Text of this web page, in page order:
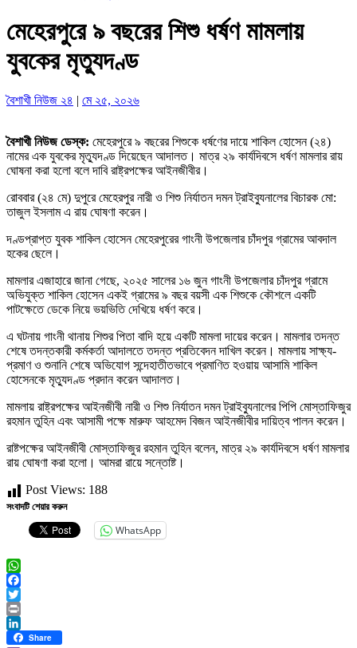
মেহেরপুরে ৯ বছরের শিশু ধর্ষণ মামলায়
যুবকের মৃত্যুদণ্ড
বৈশাখী নিউজ ২৪ | মে ২৫, ২০২৬
বৈশাখী নিউজ ডেস্ক: মেহেরপুরে ৯ বছরের শিশুকে ধর্ষণের দায়ে শাকিল হোসেন (২৪)
নামের এক যুবকের মৃত্যুদণ্ড দিয়েছেন আদালত। মাত্র ২৯ কার্যদিবসে ধর্ষণ মামলার রায়
ঘোষনা করা হলো বলে দাবি রাষ্ট্রপক্ষের আইনজীবীর।
রোববার (২৪ মে) দুপুরে মেহেরপুর নারী ও শিশু নির্যাতন দমন ট্রাইব্যুনালের বিচারক মো:
তাজুল ইসলাম এ রায় ঘোষণা করেন।
দণ্ডপ্রাপ্ত যুবক শাকিল হোসেন মেহেরপুরের গাংনী উপজেলার চাঁদপুর গ্রামের আবদাল
হকের ছেলে।
মামলার এজাহারে জানা গেছে, ২০২৫ সালের ১৬ জুন গাংনী উপজেলার চাঁদপুর গ্রামে
অভিযুক্ত শাকিল হোসেন একই গ্রামের ৯ বছর বয়সী এক শিশুকে কৌশলে একটি
পাটক্ষেতে ডেকে নিয়ে ভয়ভিতি দেখিয়ে ধর্ষণ করে।
এ ঘটনায় গাংনী থানায় শিশুর পিতা বাদি হয়ে একটি মামলা দায়ের করেন। মামলার তদন্ত
শেষে তদন্তকারী কর্মকর্তা আদালতে তদন্ত প্রতিবেদন দাখিল করেন। মামলায় সাক্ষ্য-
প্রমাণ ও শুনানি শেষে অভিযোগ সন্দেহাতীতভাবে প্রমাণিত হওয়ায় আসামি শাকিল
হোসেনকে মৃত্যুদণ্ড প্রদান করেন আদালত।
মামলায় রাষ্ট্রপক্ষের আইনজীবী নারী ও শিশু নির্যাতন দমন ট্রাইব্যুনালের পিপি মোস্তাফিজুর
রহমান তুহিন এবং আসামী পক্ষে মারুফ আহমেদ বিজন আইনজীবীর দায়িত্ব পালন করেন।
রাষ্টপক্ষের আইনজীবী মোস্তাফিজুর রহমান তুহিন বলেন, মাত্র ২৯ কার্যদিবসে ধর্ষণ মামলার
রায় ঘোষণা করা হলো। আমরা রায়ে সন্তোষ্ট।
Post Views: 188
সংবাদটি শেয়ার করুন
WhatsApp
WhatsApp
Facebook
Twitter
Print
LinkedIn
Share